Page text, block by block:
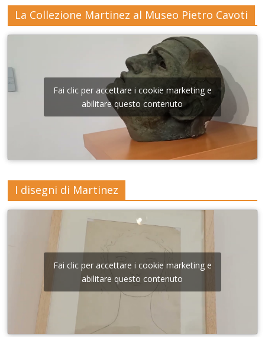
La Collezione Martinez al Museo Pietro Cavoti
Fai clic per accettare i cookie marketing e
abilitare questo contenuto
I disegni di Martinez
Fai clic per accettare i cookie marketing e
abilitare questo contenuto